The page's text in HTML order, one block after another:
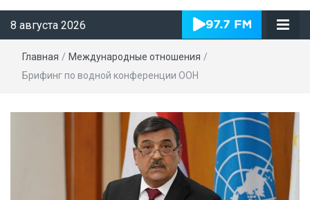
8 августа 2026
Главная / Международные отношения /
Брифинг по водной конференции ООН